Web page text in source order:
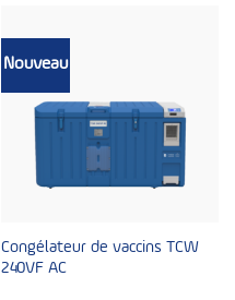
Nouveau
Congélateur de vaccins TCW
240VF AC